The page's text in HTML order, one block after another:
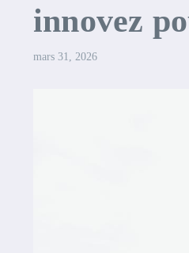
innovez
mars 31, 2026